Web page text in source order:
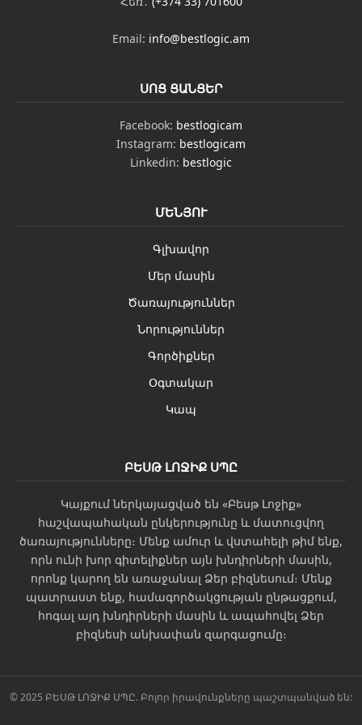
Email: info@bestlogic.am
ՍՈՑ ՑԱՆՑԵՐ
Facebook: bestlogicam
Instagram: bestlogicam
Linkedin: bestlogic
ՄԵՆՅՈՒ
Գլխավոր
Մեր մասին
Ծառայություններ
Նորություններ
Գործիքներ
Օգտակար
Կապ
ԲԵՍԹ ԼՈՋԻՔ ՍՊԸ
Կայքում ներկայացված են «Բեսթ Լոջիք»
հաշվապահական ընկերությունը և մատուցվող
ծառայությունները։ Մենք ամուր և վստահելի թիմ ենք,
որն ունի խոր գիտելիքներ այն խնդիրների մասին,
որոնք կարող են առաջանալ Ձեր բիզնեսում։ Մենք
պատրաստ ենք, համագործակցության ընթացքում,
հոգալ այդ խնդիրների մասին և ապահովել Ձեր
բիզնեսի անխափան զարգացումը։
© 2025 ԲԵՍԹ ԼՈՋԻՔ ՍՊԸ. Բոլոր իրավունքները պաշտպանված են: